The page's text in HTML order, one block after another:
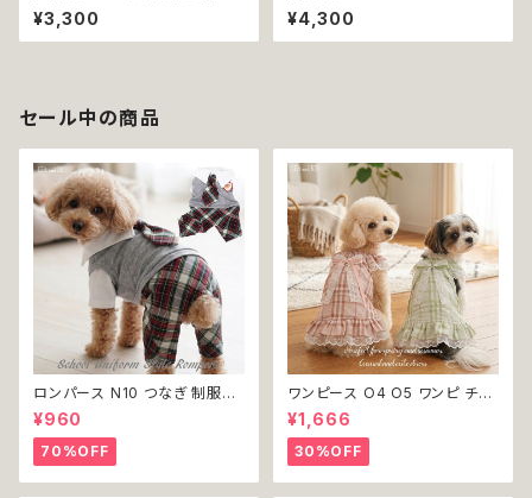
ッグ ウェア ドッグウエア 犬 猫
犬服 猫服 服 おしゃれ かわいい
ネズミ ネイビー 紺色 格子柄 小
¥3,300
26 ベスト風 タキシード スーツ
フォーマル ブラック レッド ネイ
ビー 千鳥格子 タータン チェック
¥4,300
セール中の商品
ロンパース N10 つなぎ 制服風
チェック柄 グレー 灰色 コスチュ
ーム コスプレ ドッグウェア dog
犬 猫 ペット 服 犬服 洋服 オシ
ャレ かわいい 小型犬 返品交換
不可
¥960
70%OFF
ワンピース O4 O5 ワンピ チェ
ック プリーツ レース 女の子 犬
犬服 小型 猫 服 洋服 ペット do
g ドッグウェア おしゃれ かわい
い 返品交換不可
¥1,666
30%OFF